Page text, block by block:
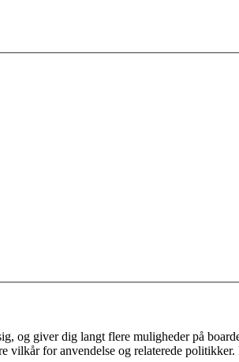
og giver dig langt flere muligheder på
for anvendelse og relaterede